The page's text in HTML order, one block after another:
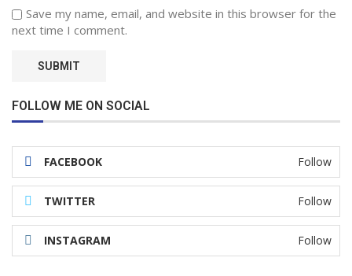
Save my name, email, and website in this browser for the
next time I comment.
FOLLOW ME ON SOCIAL
FACEBOOK Follow
TWITTER Follow
INSTAGRAM Follow